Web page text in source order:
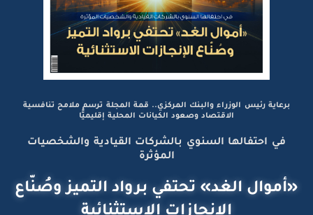
برعاية رئيس الوزراء والبنك المركزي.. قمة المجلة ترسم ملامح تنافسية
الاقتصاد وصعود الكيانات المحلية إقليميًّا
في احتفالها السنوي بالشركات القيادية والشخصيات
المؤثرة
«أموال الغد» تحتفي برواد التميز وصُنّاع